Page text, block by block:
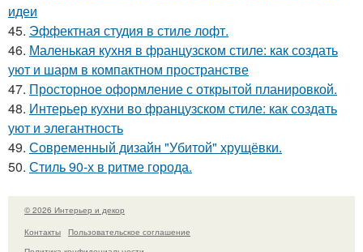
идеи
45. Эффектная студия в стиле лофт.
46. Маленькая кухня в французском стиле: как создать
уют и шарм в компактном пространстве
47. Просторное оформление с открытой планировкой.
48. Интерьер кухни во французском стиле: как создать
уют и элегантность
49. Современный дизайн "Убитой" хрущёвки.
50. Стиль 90-х в ритме города.
© 2026 Интерьер и декор
Контакты
Пользовательское соглашение